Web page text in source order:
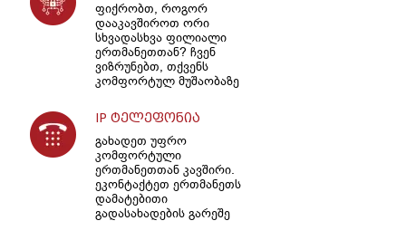
ფიქრობთ, როგორ
დააკავშიროთ ორი
სხვადასხვა ფილიალი
ერთმანეთთან? ჩვენ
ვიზრუნებთ, თქვენს
კომფორტულ მუშაობაზე
IP ტელეფონია
გახადეთ უფრო
კომფორტული
ერთმანეთთან კავშირი.
ეკონტაქტეთ ერთმანეთს
დამატებითი
გადასახადების გარეშე